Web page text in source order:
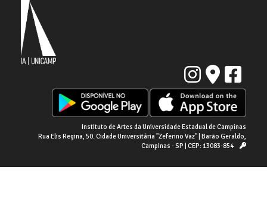
Instituto de Artes da Universidade Estadual de Campinas
Rua Elis Regina, 50. Cidade Universitária "Zeferino Vaz" | Barão Geraldo,
Campinas - SP | CEP: 13083-854